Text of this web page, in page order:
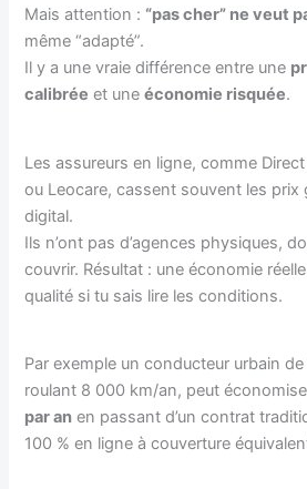
Mais attention : “pas cher” ne veut
même “adapté”.
Il y a une vraie différence entre une
calibrée et uneéconomie risquée.
Les assureurs en ligne, comme Direct
ou Leocare, cassent souvent les prix
digital.
Ils n’ont pas d’agences physiques,
couvrir. Résultat : une économie
qualité si tu sais lire les conditions.
Par exemple un conducteur urbain
roulant 8 000 km/an, peut
par an en passant d’un contrat
100 % en ligne à couverture